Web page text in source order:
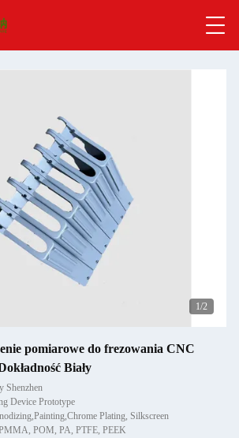
2/2
pomiarowe do frezowania CNC
Biały
Shenzhen
Device Prototype
Plating, Silkscreen
POM, PA, PTFE, PEEK